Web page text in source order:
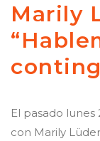
Marily
El pasado
con Marily